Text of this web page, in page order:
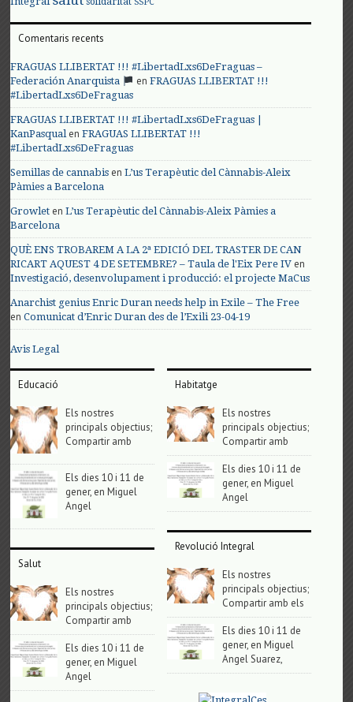
SSPC
Comentaris recents
FRAGUAS LLIBERTAT !!! #LibertadLxs6DeFraguas –
Federación Anarquista
enFRAGUAS LLIBERTAT !!!
#LibertadLxs6DeFraguas
FRAGUAS LLIBERTAT !!! #LibertadLxs6DeFraguas |
KanPasqualenFRAGUAS LLIBERTAT !!!
#LibertadLxs6DeFraguas
Semillas de cannabis enL’us Terapèutic del Cànnabis-Aleix
Pàmies a Barcelona
Growlet enL’us Terapèutic del Cànnabis-Aleix Pàmies a
Barcelona
QUÈ ENS TROBAREM A LA 2ª EDICIÓ DEL TRASTER DE CAN
RICART AQUEST 4 DE SETEMBRE? – Taula de l'Eix Pere IV en
Investigació, desenvolupament i producció: el projecte MaCus
Anarchist genius Enric Duran needs help in Exile – The Free
enComunicat d’Enric Duran des de l’Exili 23-04-19
Avis Legal
Educació
Els nostres
principals objectius;
Compartir amb
Els dies 10 i 11 de
gener, en Miguel
Angel
Salut
Els nostres
principals objectius;
Compartir amb
Els dies 10 i 11 de
gener, en Miguel
Angel
Habitatge
Els nostres
principals objectius;
Compartir amb
Els dies 10 i 11 de
gener, en Miguel
Angel
Revolució Integral
Els nostres
principals objectius;
Compartir amb els
Els dies 10 i 11 de
gener, en Miguel
Angel Suarez,